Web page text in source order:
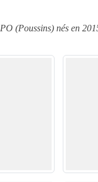
PO (Poussins) nés en